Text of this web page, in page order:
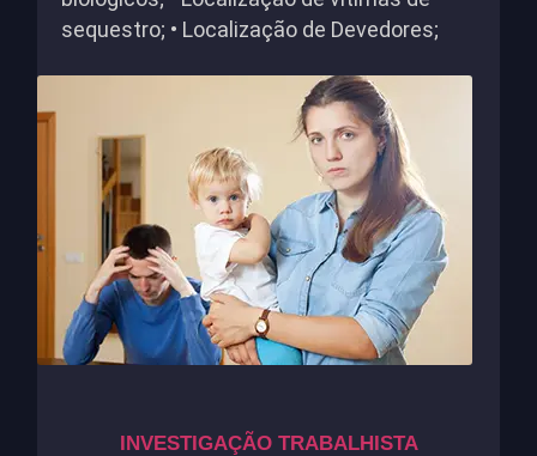
sequestro; • Localização de Devedores;
INVESTIGAÇÃO TRABALHISTA